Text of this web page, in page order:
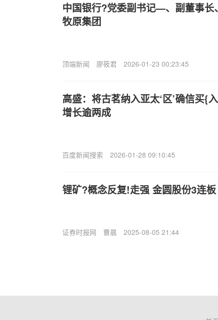
中国银行?党委副书记—、副董事长
牧原集团
顶端新闻 廖筱君 2026-01-23 00:23:45
高盛：将古茗纳入亚太‘区’确信买{
增长逾两成
百度新闻搜索 2026-01-28 09:10:45
锂矿?概念反复!走强 金圆股份3连板
证券时报网 曹晨 2025-08-05 21:44